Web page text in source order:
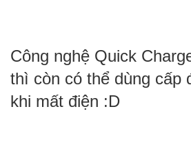
Công nghệ Quick
thì còn có thể dùng cấp
khi mất điện :D